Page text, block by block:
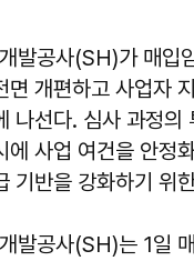
발공사(SH)가 매입
면 개편하고 사업자
나선다. 심사 과정의
에 사업 여건을 안정
기반을 강화하기 위
발공사(SH)는 1일